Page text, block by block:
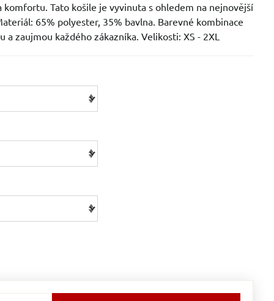
komfortu. Tato košile je vyvinuta s ohledem na nejnovější
65% polyester, 35% bavlna. Barevné kombinace
zaujmou každého zákazníka. Velikosti: XS - 2XL